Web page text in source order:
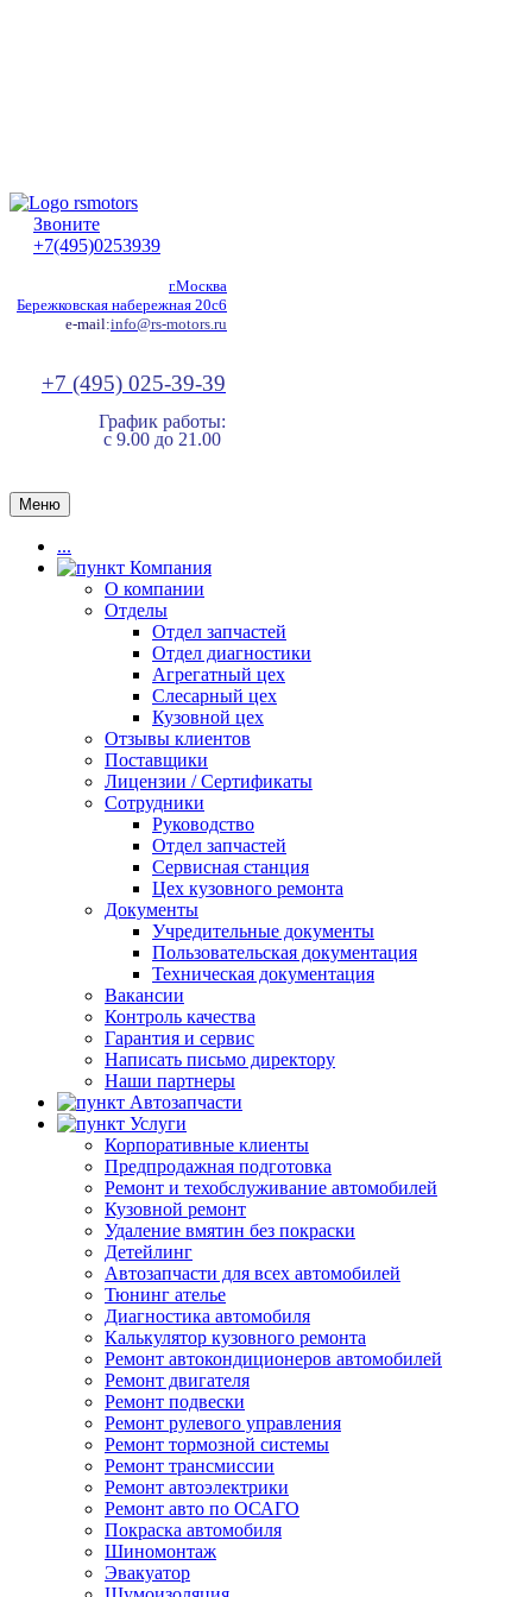
Звоните
+7(495)0253939
г.Москва
Бережковская набережная 20с6
e-mail:info@rs-motors.ru
+7 (495) 025-39-39
График работы:
с 9.00 до 21.00
Меню
...
Компания
О компании
Отделы
Отдел запчастей
Отдел диагностики
Агрегатный цех
Слесарный цех
Кузовной цех
Отзывы клиентов
Поставщики
Лицензии / Сертификаты
Сотрудники
Руководство
Отдел запчастей
Сервисная станция
Цех кузовного ремонта
Документы
Учредительные документы
Пользовательская документация
Техническая документация
Вакансии
Контроль качества
Гарантия и сервис
Написать письмо директору
Наши партнеры
Автозапчасти
Услуги
Корпоративные клиенты
Предпродажная подготовка
Ремонт и техобслуживание автомобилей
Кузовной ремонт
Удаление вмятин без покраски
Детейлинг
Автозапчасти для всех автомобилей
Тюнинг ателье
Диагностика автомобиля
Калькулятор кузовного ремонта
Ремонт автокондиционеров автомобилей
Ремонт двигателя
Ремонт подвески
Ремонт рулевого управления
Ремонт тормозной системы
Ремонт трансмиссии
Ремонт автоэлектрики
Ремонт авто по ОСАГО
Покраска автомобиля
Шиномонтаж
Эвакуатор